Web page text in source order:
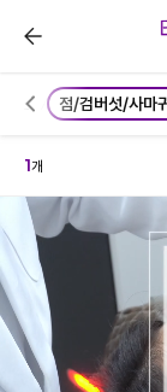
뷰티온의원 안성
스 점/검버섯/사마귀
1개